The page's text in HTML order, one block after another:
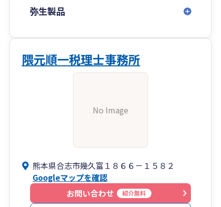
弥生製品
隈元順一税理士事務所
No Image
熊本県合志市幾久富１８６６－１５８２
Googleマップを確認
お問い合わせ
紹介無料